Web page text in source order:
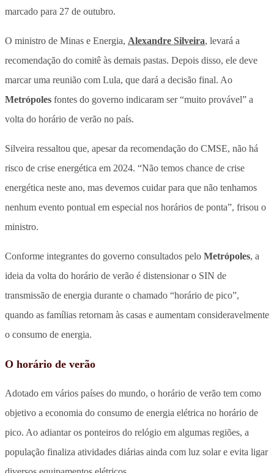
marcado para 27 de outubro.
O ministro de Minas e Energia, Alexandre Silveira, levará a
recomendação do comitê às demais pastas. Depois disso, ele deve
marcar uma reunião com Lula, que dará a decisão final. Ao
Metrópoles fontes do governo indicaram ser “muito provável” a
volta do horário de verão no país.
Silveira ressaltou que, apesar da recomendação do CMSE, não há
risco de crise energética em 2024. “Não temos chance de crise
energética neste ano, mas devemos cuidar para que não tenhamos
nenhum evento pontual em especial nos horários de ponta”, frisou o
ministro.
Conforme integrantes do governo consultados pelo Metrópoles, a
ideia da volta do horário de verão é distensionar o SIN de
transmissão de energia durante o chamado “horário de pico”,
quando as famílias retornam às casas e aumentam consideravelmente
o consumo de energia.
O horário de verão
Adotado em vários países do mundo, o horário de verão tem como
objetivo a economia do consumo de energia elétrica no horário de
pico. Ao adiantar os ponteiros do relógio em algumas regiões, a
população finaliza atividades diárias ainda com luz solar e evita ligar